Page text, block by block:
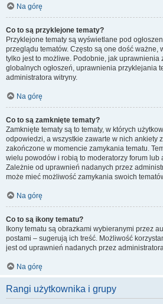
Na górę
Co to są przyklejone tematy?
Przyklejone tematy są wyświetlane pod
przeglądu tematów. Często są one dość ważne,
tylko jest to możliwe. Podobnie, jak uprawnienia
globalnych ogłoszeń, uprawnienia przyklejania
administratora witryny.
Na górę
Co to są zamknięte tematy?
Zamknięte tematy są to tematy, w których
odpowiedzi, a wszystkie zawarte w nich ankiety
zakończone w momencie zamykania tematu.
wielu powodów i robią to moderatorzy forum lub
Zależnie od uprawnień nadanych przez
może mieć możliwość zamykania swoich
Na górę
Co to są ikony tematu?
Ikony tematu są obrazkami wybieranymi przez
postami – sugerują ich treść. Możliwość
jest od uprawnień nadanych przez
Na górę
Rangi użytkownika i grupy